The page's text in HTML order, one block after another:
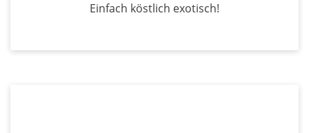
Einfach köstlich exotisch!